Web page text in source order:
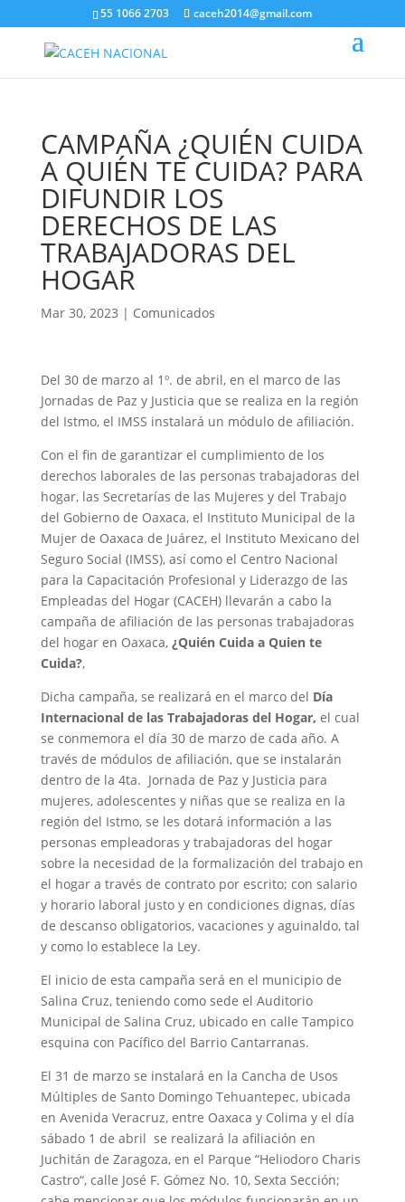
55 1066 2703 caceh2014@gmail.com
CAMPAÑA ¿QUIÉN CUIDA
A QUIÉN TE CUIDA? PARA
DIFUNDIR LOS
DERECHOS DE LAS
TRABAJADORAS DEL
HOGAR
Mar 30, 2023 | Comunicados
Del 30 de marzo al 1º. de abril, en el marco de las
Jornadas de Paz y Justicia que se realiza en la región
del Istmo, el IMSS instalará un módulo de afiliación.
Con el fin de garantizar el cumplimiento de los
derechos laborales de las personas trabajadoras del
hogar, las Secretarías de las Mujeres y del Trabajo
del Gobierno de Oaxaca, el Instituto Municipal de la
Mujer de Oaxaca de Juárez, el Instituto Mexicano del
Seguro Social (IMSS), así como el Centro Nacional
para la Capacitación Profesional y Liderazgo de las
Empleadas del Hogar (CACEH) llevarán a cabo la
campaña de afiliación de las personas trabajadoras
del hogar en Oaxaca, ¿Quién Cuida a Quien te
Cuida?,
Dicha campaña, se realizará en el marco del Día
Internacional de las Trabajadoras del Hogar, el cual
se conmemora el día 30 de marzo de cada año. A
través de módulos de afiliación, que se instalarán
dentro de la 4ta. Jornada de Paz y Justicia para
mujeres, adolescentes y niñas que se realiza en la
región del Istmo, se les dotará información a las
personas empleadoras y trabajadoras del hogar
sobre la necesidad de la formalización del trabajo en
el hogar a través de contrato por escrito; con salario
y horario laboral justo y en condiciones dignas, días
de descanso obligatorios, vacaciones y aguinaldo, tal
y como lo establece la Ley.
El inicio de esta campaña será en el municipio de
Salina Cruz, teniendo como sede el Auditorio
Municipal de Salina Cruz, ubicado en calle Tampico
esquina con Pacífico del Barrio Cantarranas.
El 31 de marzo se instalará en la Cancha de Usos
Múltiples de Santo Domingo Tehuantepec, ubicada
en Avenida Veracruz, entre Oaxaca y Colima y el día
sábado 1 de abril se realizará la afiliación en
Juchitán de Zaragoza, en el Parque “Heliodoro Charis
Castro“, calle José F. Gómez No. 10, Sexta Sección;